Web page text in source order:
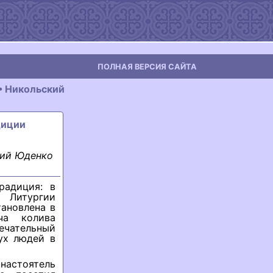
ПОЛНАЯ ВЕРСИЯ САЙТА
Юденко
в
в
колива
людей в